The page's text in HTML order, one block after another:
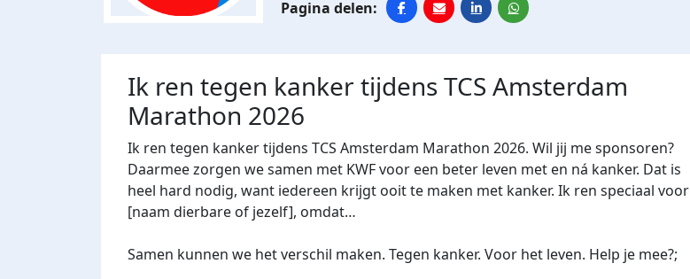
Ik ren tegen kanker tijdens TCS Amsterdam
Marathon 2026
Ik ren tegen kanker tijdens TCS Amsterdam Marathon 2026. Wil jij me sponsoren?
Daarmee zorgen we samen met KWF voor een beter leven met en ná kanker. Dat is
heel hard nodig, want iedereen krijgt ooit te maken met kanker. Ik ren speciaal voor
[naam dierbare of jezelf], omdat…
Samen kunnen we het verschil maken. Tegen kanker. Voor het leven. Help je mee?;